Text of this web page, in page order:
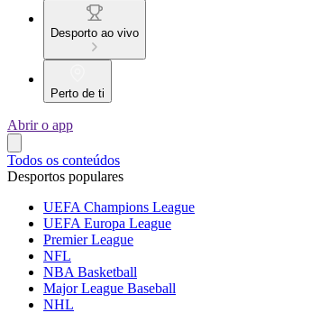
Desporto ao vivo
Perto de ti
Abrir o app
Todos os conteúdos
Desportos populares
UEFA Champions League
UEFA Europa League
Premier League
NFL
NBA Basketball
Major League Baseball
NHL